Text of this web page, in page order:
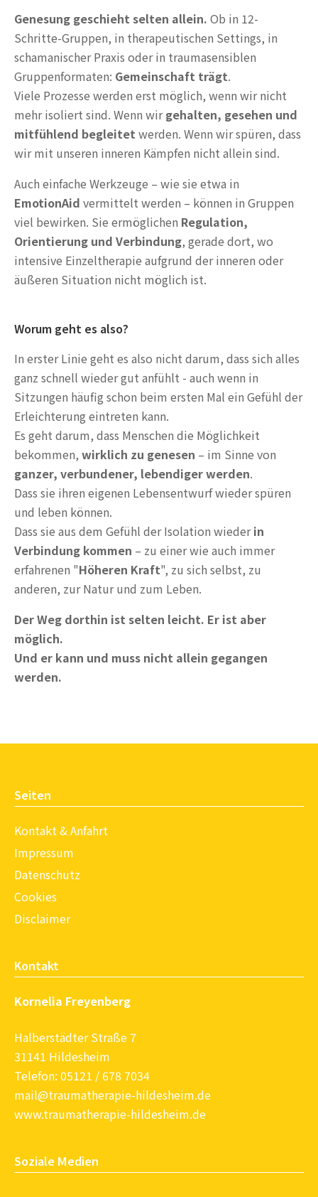
Genesung geschieht selten allein. Ob in 12-
Schritte-Gruppen, in therapeutischen Settings, in
schamanischer Praxis oder in traumasensiblen
Gruppenformaten: Gemeinschaft trägt.
Viele Prozesse werden erst möglich, wenn wir nicht
mehr isoliert sind. Wenn wirgehalten, gesehen und
mitfühlend begleitetwerden. Wenn wir spüren, dass
wir mit unseren inneren Kämpfen nicht allein sind.
Auch einfache Werkzeuge – wie sie etwa in
EmotionAid vermittelt werden – können in Gruppen
viel bewirken. Sie ermöglichen Regulation,
Orientierung und Verbindung, gerade dort, wo
intensive Einzeltherapie aufgrund der inneren oder
äußeren Situation nicht möglich ist.
Worum geht es also?
In erster Linie geht es also nicht darum, dass sich alles
ganz schnell wieder gut anfühlt - auch wenn in
Sitzungen häufig schon beim ersten Mal ein Gefühl der
Erleichterung eintreten kann.
Es geht darum, dass Menschen die Möglichkeit
bekommen, wirklich zu genesen – im Sinne von
ganzer, verbundener, lebendiger werden.
Dass sie ihren eigenen Lebensentwurf wieder spüren
und leben können.
Dass sie aus dem Gefühl der Isolation wiederin
Verbindung kommen – zu einer wie auch immer
erfahrenen "Höheren Kraft", zu sich selbst, zu
anderen, zur Natur und zum Leben.
Der Weg dorthin ist selten leicht. Er ist aber
möglich.
Und er kann und muss nicht allein gegangen
werden.
Seiten
Kontakt & Anfahrt
Impressum
Datenschutz
Cookies
Disclaimer
Kontakt
Kornelia Freyenberg
Halberstädter Straße 7
31141 Hildesheim
Telefon: 05121 / 678 7034
mail@traumatherapie-hildesheim.de
www.traumatherapie-hildesheim.de
Soziale Medien